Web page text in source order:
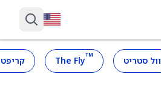
וול סטריט ™
The Fly